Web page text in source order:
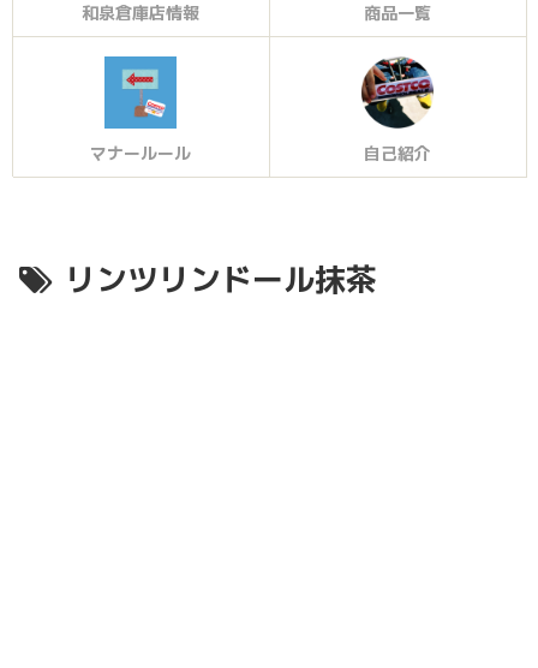
和泉倉庫店情報 商品一覧
マナールール 自己紹介
リンツリンドール抹茶